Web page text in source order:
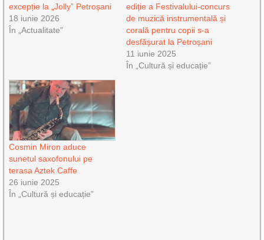
excepție la „Jolly” Petroșani
18 iunie 2026
În „Actualitate”
ediție a Festivalului-concurs
de muzică instrumentală și
corală pentru copii s-a
desfășurat la Petroșani
11 iunie 2025
În „Cultură și educație”
Cosmin Miron aduce
sunetul saxofonului pe
terasa Aztek Caffe
26 iunie 2025
În „Cultură și educație”